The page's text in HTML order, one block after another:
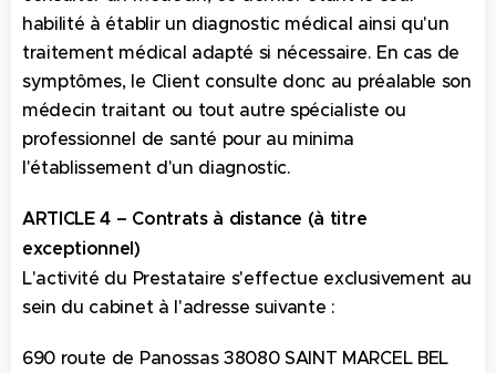
habilité à établir un diagnostic médical ainsi qu'un
traitement médical adapté si nécessaire. En cas de
symptômes, le Client consulte donc au préalable son
médecin traitant ou tout autre spécialiste ou
professionnel de santé pour au minima
l'établissement d'un diagnostic.
ARTICLE 4 – Contrats à distance (à titre
exceptionnel)
L'activité du Prestataire s'effectue exclusivement au
sein du cabinet à l'adresse suivante :
690 route de Panossas 38080 SAINT MARCEL BEL